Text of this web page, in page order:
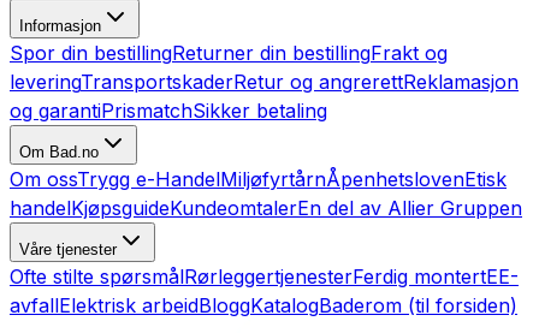
Informasjon
Spor din bestillingReturner din bestillingFrakt og
leveringTransportskaderRetur og angrerettReklamasjon
og garantiPrismatchSikker betaling
Om Bad.no
Om ossTrygg e-HandelMiljøfyrtårnÅpenhetslovenEtisk
handelKjøpsguideKundeomtalerEn del av Allier Gruppen
Våre tjenester
Ofte stilte spørsmålRørleggertjenesterFerdig montertEE-
avfallElektrisk arbeidBloggKatalogBaderom (til forsiden)